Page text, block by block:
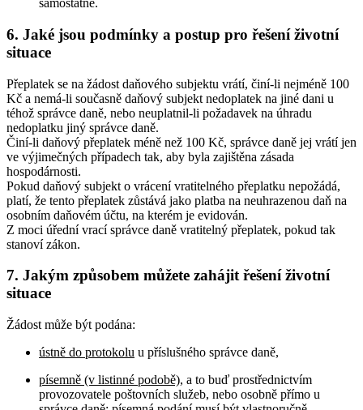
samostatně.
6. Jaké jsou podmínky a postup pro řešení životní
situace
Přeplatek se na žádost daňového subjektu vrátí, činí-li nejméně 100
Kč a nemá-li současně daňový subjekt nedoplatek na jiné dani u
téhož správce daně, nebo neuplatnil-li požadavek na úhradu
nedoplatku jiný správce daně.
Činí-li daňový přeplatek méně než 100 Kč, správce daně jej vrátí jen
ve výjimečných případech tak, aby byla zajištěna zásada
hospodárnosti.
Pokud daňový subjekt o vrácení vratitelného přeplatku nepožádá,
platí, že tento přeplatek zůstává jako platba na neuhrazenou daň na
osobním daňovém účtu, na kterém je evidován.
Z moci úřední vrací správce daně vratitelný přeplatek, pokud tak
stanoví zákon.
7. Jakým způsobem můžete zahájit řešení životní
situace
Žádost může být podána:
ústně do protokolu u příslušného správce daně,
písemně (v listinné podobě), a to buď prostřednictvím
provozovatele poštovních služeb, nebo osobně přímo u